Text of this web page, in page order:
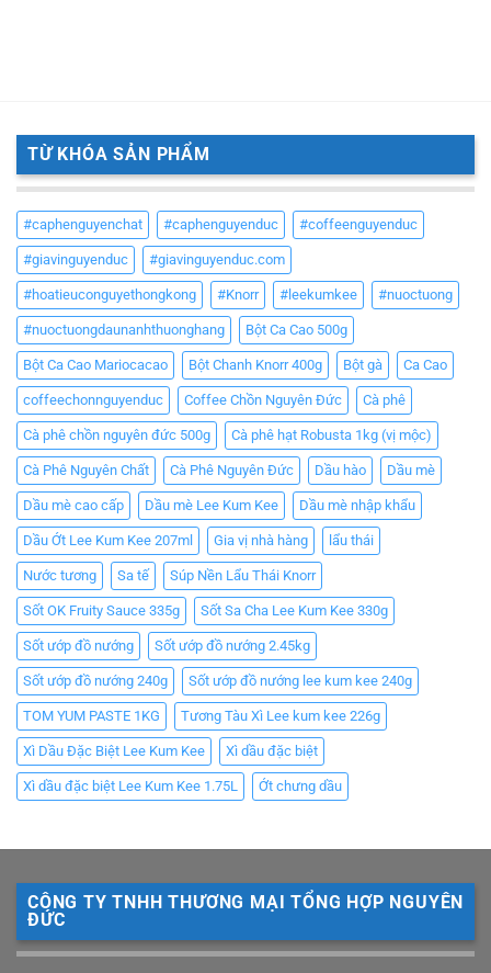
TỪ KHÓA SẢN PHẨM
#caphenguyenchat #caphenguyenduc #coffeenguyenduc
#giavinguyenduc #giavinguyenduc.com
#hoatieuconguyethongkong #Knorr #leekumkee #nuoctuong
#nuoctuongdaunanhthuonghang Bột Ca Cao 500g
Bột Ca Cao Mariocacao Bột Chanh Knorr 400g Bột gà Ca Cao
coffeechonnguyenduc Coffee Chồn Nguyên Đức Cà phê
Cà phê chồn nguyên đức 500g Cà phê hạt Robusta 1kg (vị mộc)
Cà Phê Nguyên Chất Cà Phê Nguyên Đức Dầu hào Dầu mè
Dầu mè cao cấp Dầu mè Lee Kum Kee Dầu mè nhập khẩu
Dầu Ớt Lee Kum Kee 207ml Gia vị nhà hàng lẩu thái
Nước tương Sa tế Súp Nền Lẩu Thái Knorr
Sốt OK Fruity Sauce 335g Sốt Sa Cha Lee Kum Kee 330g
Sốt ướp đồ nướng Sốt ướp đồ nướng 2.45kg
Sốt ướp đồ nướng 240g Sốt ướp đồ nướng lee kum kee 240g
TOM YUM PASTE 1KG Tương Tàu Xì Lee kum kee 226g
Xì Dầu Đặc Biệt Lee Kum Kee Xì dầu đặc biệt
Xì dầu đặc biệt Lee Kum Kee 1.75L Ớt chưng dầu
CÔNG TY TNHH THƯƠNG MẠI TỔNG HỢP NGUYÊN
ĐỨC